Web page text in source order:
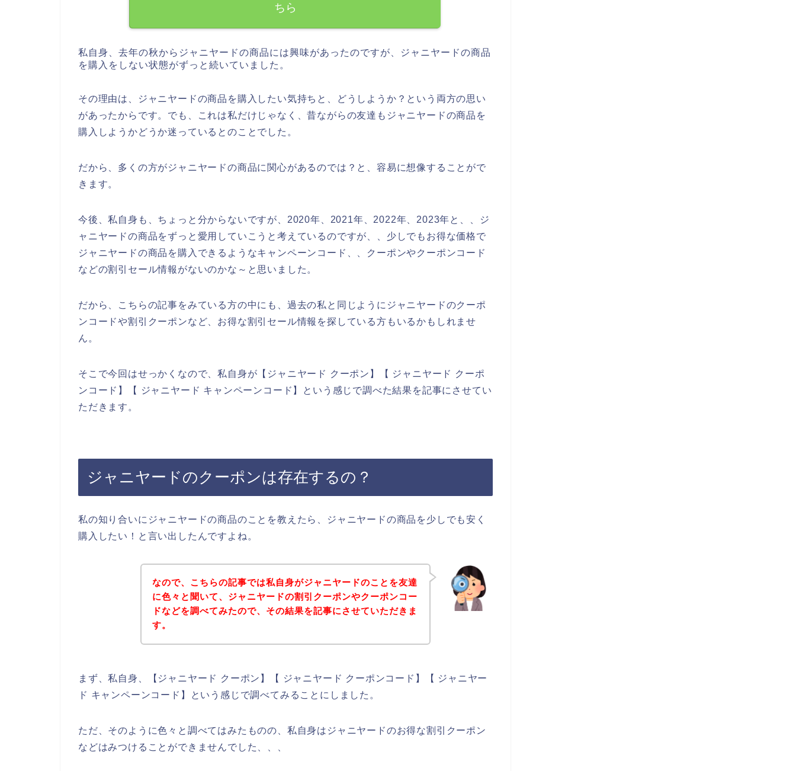
ちら
私自身、去年の秋からジャニヤードの商品には興味があったのですが、ジャニヤードの商品
を購入をしない状態がずっと続いていました。
その理由は、ジャニヤードの商品を購入したい気持ちと、どうしようか？という両方の思い
があったからです。でも、これは私だけじゃなく、昔ながらの友達もジャニヤードの商品を
購入しようかどうか迷っているとのことでした。
だから、多くの方がジャニヤードの商品に関心があるのでは？と、容易に想像することがで
きます。
今後、私自身も、ちょっと分からないですが、2020年、2021年、2022年、2023年と、、ジ
ャニヤードの商品をずっと愛用していこうと考えているのですが、、少しでもお得な価格で
ジャニヤードの商品を購入できるようなキャンペーンコード、、クーポンやクーポンコード
などの割引セール情報がないのかな～と思いました。
だから、こちらの記事をみている方の中にも、過去の私と同じようにジャニヤードのクーポ
ンコードや割引クーポンなど、お得な割引セール情報を探している方もいるかもしれませ
ん。
そこで今回はせっかくなので、私自身が【ジャニヤード クーポン】【 ジャニヤード クーポ
ンコード】【 ジャニヤード キャンペーンコード】という感じで調べた結果を記事にさせてい
ただきます。
ジャニヤードのクーポンは存在するの？
私の知り合いにジャニヤードの商品のことを教えたら、ジャニヤードの商品を少しでも安く
購入したい！と言い出したんですよね。
なので、こちらの記事では私自身がジャニヤードのことを友達
に色々と聞いて、ジャニヤードの割引クーポンやクーポンコー
ドなどを調べてみたので、その結果を記事にさせていただきま
す。
まず、私自身、【ジャニヤード クーポン】【 ジャニヤード クーポンコード】【 ジャニヤー
ド キャンペーンコード】という感じで調べてみることにしました。
ただ、そのように色々と調べてはみたものの、私自身はジャニヤードのお得な割引クーポン
などはみつけることができませんでした、、、